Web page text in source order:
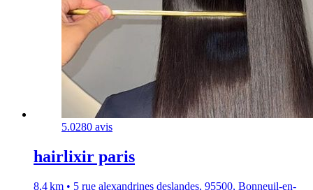
5.0280 avis
hairlixir paris
8,4 km • 5 rue alexandrines deslandes, 95500, Bonneuil-en-